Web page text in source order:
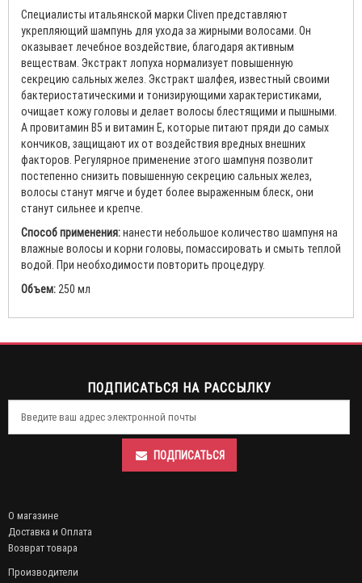
Специалисты итальянской марки Cliven представляют
укрепляющий шампунь для ухода за жирными волосами. Он
оказывает лечебное воздействие, благодаря активным
веществам. Экстракт лопуха нормализует повышенную
секрецию сальных желез. Экстракт шалфея, известный своими
бактериостатическими и тонизирующими характеристиками,
очищает кожу головы и делает волосы блестящими и пышными.
А провитамин В5 и витамин Е, которые питают пряди до самых
кончиков, защищают их от воздействия вредных внешних
факторов. Регулярное применение этого шампуня позволит
постепенно снизить повышенную секрецию сальных желез,
волосы станут мягче и будет более выраженным блеск, они
станут сильнее и крепче.
Способ применения:нанести небольшое количество шампуня на
влажные волосы и корни головы, помассировать и смыть теплой
водой. При необходимости повторить процедуру.
Объем: 250 мл
ПОДПИСАТЬСЯ НА РАССЫЛКУ
ПОДПИСАТЬСЯ
О магазине
Доставка и Оплата
Возврат товара
Производители